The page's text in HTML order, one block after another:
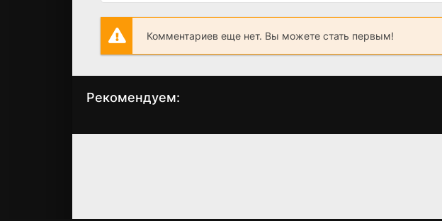
Комментариев еще нет. Вы можете стать первым!
Рекомендуем:
Живая сталь Проблемы Грэй Чарли, Чарли